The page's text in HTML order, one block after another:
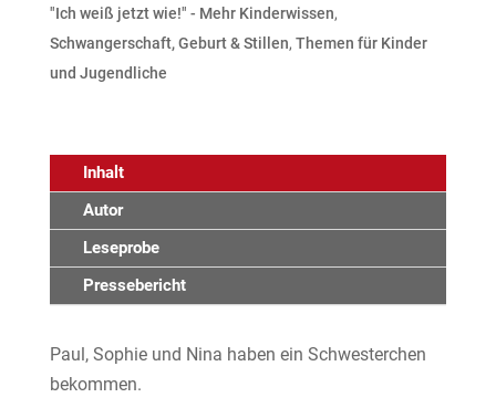
"Ich weiß jetzt wie!" - Mehr Kinderwissen,
Schwangerschaft, Geburt & Stillen, Themen für Kinder
und Jugendliche
Inhalt
Autor
Leseprobe
Pressebericht
Paul, Sophie und Nina haben ein Schwesterchen
bekommen.